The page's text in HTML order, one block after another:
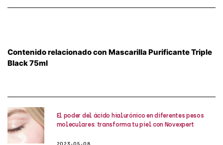
Contenido relacionado con Mascarilla Purificante Triple
Black 75ml
El poder del ácido hialurónico en diferentes pesos
moleculares: transforma tu piel con Novexpert
2023-05-08